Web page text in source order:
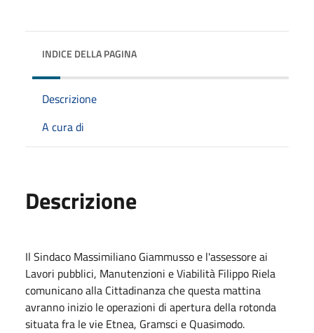
INDICE DELLA PAGINA
Descrizione
A cura di
Descrizione
Il Sindaco Massimiliano Giammusso e l'assessore ai
Lavori pubblici, Manutenzioni e Viabilità Filippo Riela
comunicano alla Cittadinanza che questa mattina
avranno inizio le operazioni di apertura della rotonda
situata fra le vie Etnea, Gramsci e Quasimodo.